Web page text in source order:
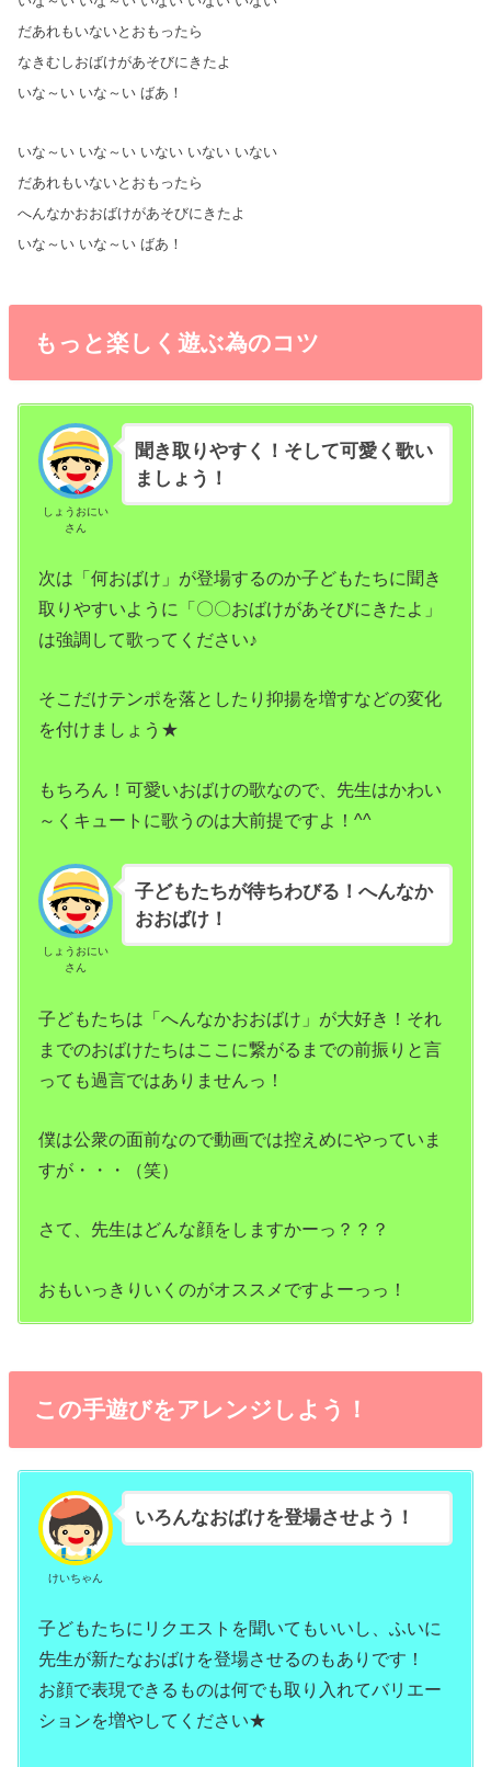
だあれもいないとおもったら
なきむしおばけがあそびにきたよ
いな～い いな～い ばあ！
いな～い いな～い いない いない いない
だあれもいないとおもったら
へんなかおおばけがあそびにきたよ
いな～い いな～い ばあ！
もっと楽しく遊ぶ為のコツ
しょうおにい
さん
聞き取りやすく！そして可愛く歌い
ましょう！
次は「何おばけ」が登場するのか子どもたちに聞き
取りやすいように「〇〇おばけがあそびにきたよ」
は強調して歌ってください♪
そこだけテンポを落としたり抑揚を増すなどの変化
を付けましょう★
もちろん！可愛いおばけの歌なので、先生はかわい
～くキュートに歌うのは大前提ですよ！^^
しょうおにい
さん
子どもたちが待ちわびる！へんなか
おおばけ！
子どもたちは「へんなかおおばけ」が大好き！それ
までのおばけたちはここに繋がるまでの前振りと言
っても過言ではありませんっ！
僕は公衆の面前なので動画では控えめにやっていま
すが・・・（笑）
さて、先生はどんな顔をしますかーっ？？？
おもいっきりいくのがオススメですよーっっ！
この手遊びをアレンジしよう！
けいちゃん
いろんなおばけを登場させよう！
子どもたちにリクエストを聞いてもいいし、ふいに
先生が新たなおばけを登場させるのもありです！
お顔で表現できるものは何でも取り入れてバリエー
ションを増やしてください★